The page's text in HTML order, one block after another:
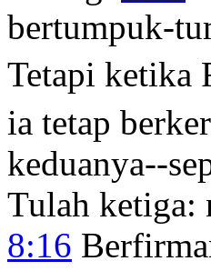
bertumpuk-
Tetapi ketika
ia tetap
keduanya--
Tulah ketiga:
8:16